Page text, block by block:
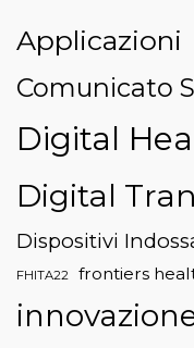
Applicazioni
Comunicato
Digital
Digital
Dispositivi
FHITA22 frontiers